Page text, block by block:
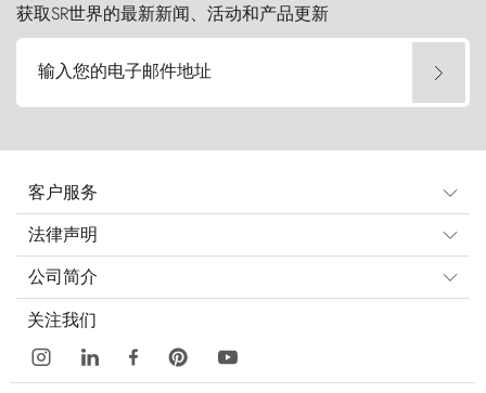
获取SR世界的最新新闻、活动和产品更新
输入您的电子邮件地址
客户服务
法律声明
公司简介
关注我们